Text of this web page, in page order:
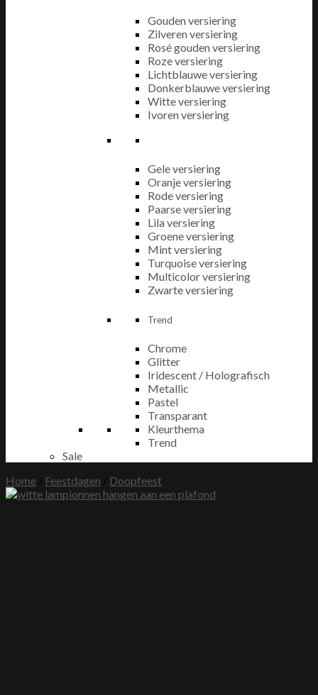
Gouden versiering
Zilveren versiering
Rosé gouden versiering
Roze versiering
Lichtblauwe versiering
Donkerblauwe versiering
Witte versiering
Ivoren versiering
Gele versiering
Oranje versiering
Rode versiering
Paarse versiering
Lila versiering
Groene versiering
Mint versiering
Turquoise versiering
Multicolor versiering
Zwarte versiering
Trend
Chrome
Glitter
Iridescent / Holografisch
Metallic
Pastel
Transparant
Kleurthema
Trend
Sale
Home
Feestdagen Doopfeest